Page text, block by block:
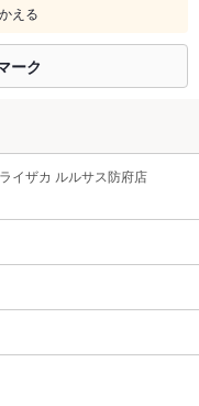
える
ーク
イザカ ルルサス防府店